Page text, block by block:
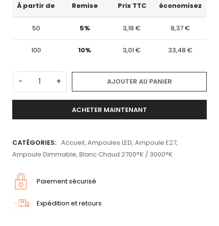
À partir de Remise Prix TTC
économisez
50 5% 3,18 € 8,37 €
100 10% 3,01 € 33,48 €
- + AJOUTER AU PANIER
ACHETER MAINTENANT
CATÉGORIES: Accueil, Ampoules LED, Ampoule E27,
Ampoule Dimmable, Blanc Chaud 2700°K / 3000°K
Paiement sécurisé
Expédition et retours